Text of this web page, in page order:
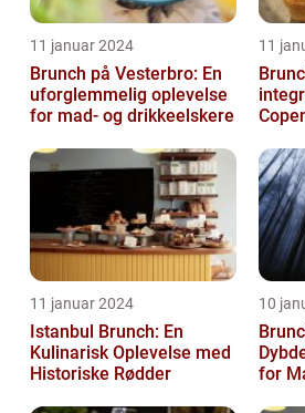
11 januar 2024
Brunch på Vesterbro: En
uforglemmelig oplevelse
for mad- og drikkeelskere
11
11 januar 2024
Istanbul Brunch: En
Kulinarisk Oplevelse med
Historiske Rødder
10
for